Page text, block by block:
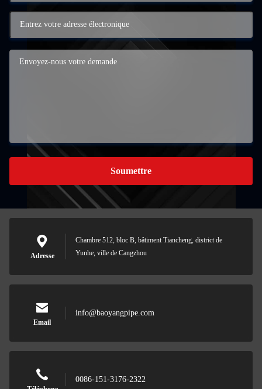
Soumettre
Adresse
Chambre 512, bloc B, bâtiment Tiancheng, district de
Yunhe, ville de Cangzhou
Email
info@baoyangpipe.com
0086-151-3176-2322